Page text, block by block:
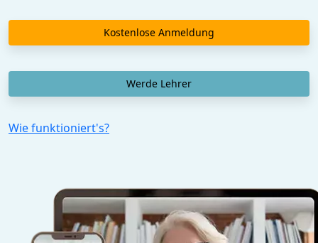
Kostenlose Anmeldung
Werde Lehrer
Wie funktioniert's?